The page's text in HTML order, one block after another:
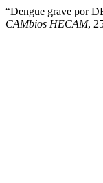
“Dengue grave por
CAMbios HECAM,